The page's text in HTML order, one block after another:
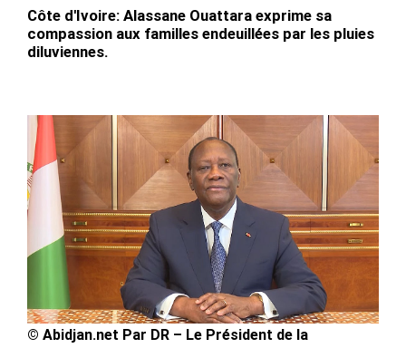
Côte d'Ivoire: Alassane Ouattara exprime sa
compassion aux familles endeuillées par les pluies
diluviennes.
© Abidjan.net Par DR – Le Président de la